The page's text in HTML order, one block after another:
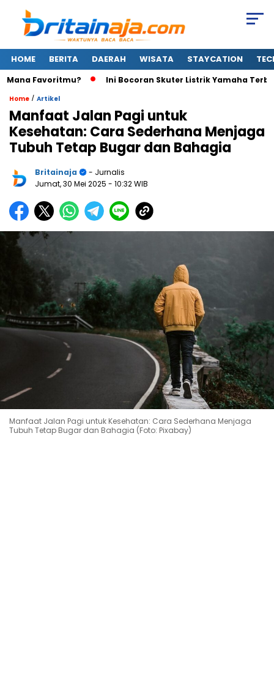
HOME BERITA DAERAH WISATA STAYCATION
Favoritmu? Ini Bocoran Skuter Listrik Yamaha Terbaru:
Home / Artikel
Manfaat Jalan Pagi untuk
Kesehatan: Cara Sederhana Menjaga
Tubuh Tetap Bugar dan Bahagia
Britainaja
- Jurnalis
Jumat, 30 Mei 2025 - 10:32 WIB
Manfaat Jalan Pagi untuk Kesehatan: Cara Sederhana Menjaga
Tubuh Tetap Bugar dan Bahagia (Foto: Pixabay)